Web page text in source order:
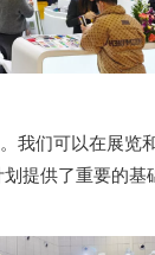
我们可以在展
提供了重要的基